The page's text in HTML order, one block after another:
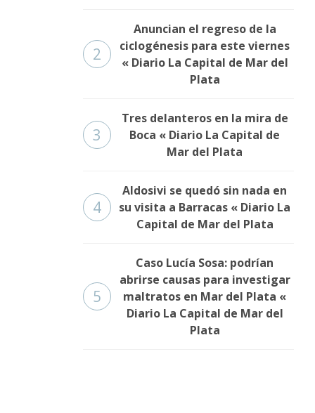
2
Anuncian el regreso de la
ciclogénesis para este viernes
« Diario La Capital de Mar del
Plata
3
Tres delanteros en la mira de
Boca « Diario La Capital de
Mar del Plata
4
Aldosivi se quedó sin nada en
su visita a Barracas « Diario La
Capital de Mar del Plata
5
Caso Lucía Sosa: podrían
abrirse causas para investigar
maltratos en Mar del Plata «
Diario La Capital de Mar del
Plata